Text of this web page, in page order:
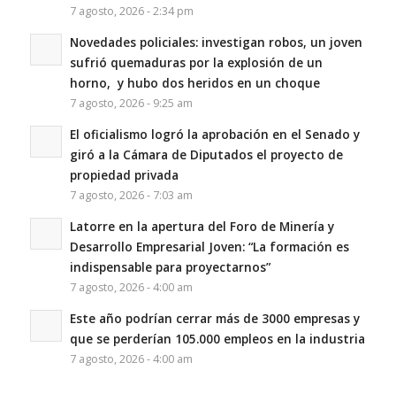
7 agosto, 2026 - 2:34 pm
Novedades policiales: investigan robos, un joven
sufrió quemaduras por la explosión de un
horno, y hubo dos heridos en un choque
7 agosto, 2026 - 9:25 am
El oficialismo logró la aprobación en el Senado y
giró a la Cámara de Diputados el proyecto de
propiedad privada
7 agosto, 2026 - 7:03 am
Latorre en la apertura del Foro de Minería y
Desarrollo Empresarial Joven: “La formación es
indispensable para proyectarnos”
7 agosto, 2026 - 4:00 am
Este año podrían cerrar más de 3000 empresas y
que se perderían 105.000 empleos en la industria
7 agosto, 2026 - 4:00 am